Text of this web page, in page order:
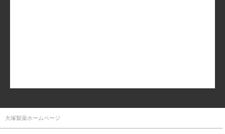
大塚製薬ホームページ